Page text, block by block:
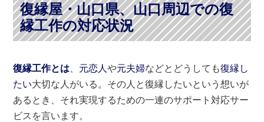
復縁屋・山口県、山口周辺での復
縁工作の対応状況
復縁工作とは 元恋人や元夫婦などとどうしても復縁し
たい大切な人がいる。その人と復縁したいという想いが
あるとき、それ実現するための一連のサポート対応サー
ビスを言います。